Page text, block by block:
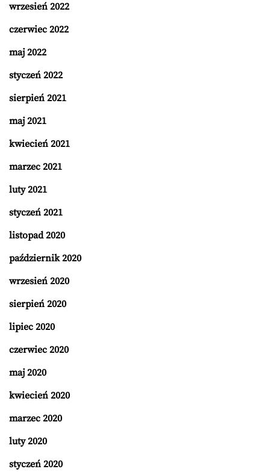
wrzesień 2022
czerwiec 2022
maj 2022
styczeń 2022
sierpień 2021
maj 2021
kwiecień 2021
marzec 2021
luty 2021
styczeń 2021
listopad 2020
październik 2020
wrzesień 2020
sierpień 2020
lipiec 2020
czerwiec 2020
maj 2020
kwiecień 2020
marzec 2020
luty 2020
styczeń 2020